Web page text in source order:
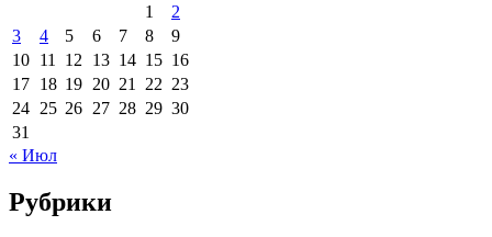
1
2
3
4 5 6 7 8
9
10 11 12 13 14 15 16
17 18 19 20 21 22 23
24 25 26 27 28 29 30
31
« Июл
Рубрики